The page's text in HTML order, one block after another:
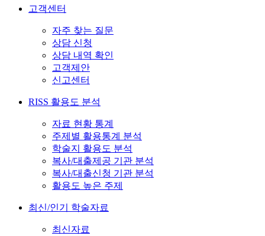
고객센터
자주 찾는 질문
상담 신청
상담 내역 확인
고객제안
신고센터
RISS 활용도 분석
자료 현황 통계
주제별 활용통계 분석
학술지 활용도 분석
복사/대출제공 기관 분석
복사/대출신청 기관 분석
활용도 높은 주제
최신/인기 학술자료
최신자료